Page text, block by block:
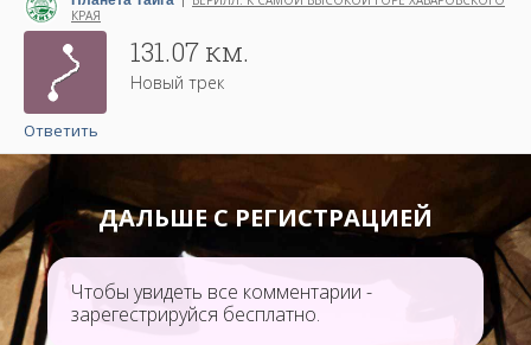
КРАЯ
Написано 17 ноября 2025
131.07 км.
Новый трек
Ответить
ДАЛЬШЕ С РЕГИСТРАЦИЕЙ
Чтобы увидеть все комментарии -
зарегестрируйся бесплатно.